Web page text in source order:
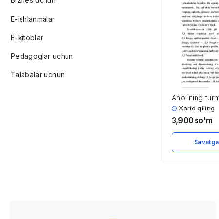
E-ishlanmalar
E-kitoblar
Pedagoglar uchun
Talabalar uchun
Aholining
farovonligini
mavzusi
adabiyotlar
Xarid qiling
3,900 so'm